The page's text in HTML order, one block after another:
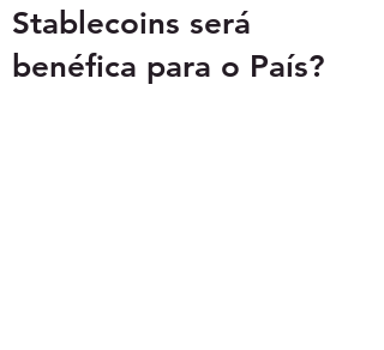
Stablecoins será
benéfica para o País?